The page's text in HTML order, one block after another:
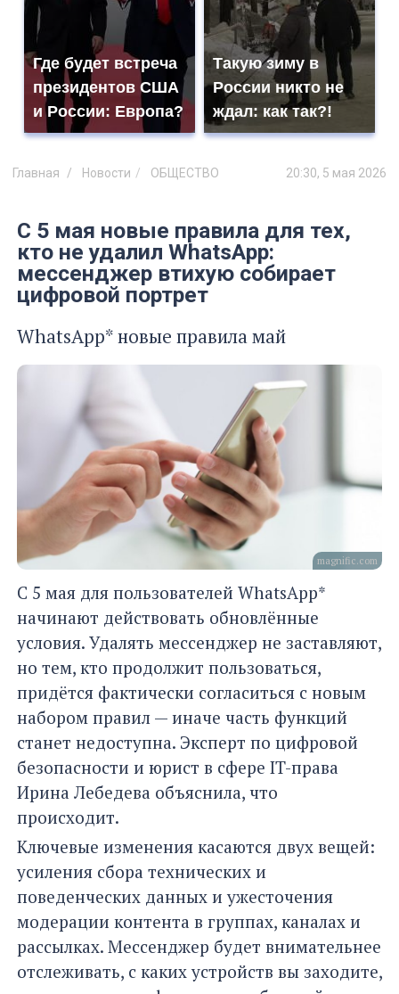
Где будет встреча
президентов США
и России: Европа?
Такую зиму в
России никто не
ждал: как так?!
Главная Новости ОБЩЕСТВО 20:30, 5 мая 2026
С 5 мая новые правила для тех,
кто не удалил WhatsApp:
мессенджер втихую собирает
цифровой портрет
WhatsApp* новые правила май
magnific.com
С 5 мая для пользователей WhatsApp*
начинают действовать обновлённые
условия. Удалять мессенджер не заставляют,
но тем, кто продолжит пользоваться,
придётся фактически согласиться с новым
набором правил — иначе часть функций
станет недоступна. Эксперт по цифровой
безопасности и юрист в сфере IT-права
Ирина Лебедева объяснила, что
происходит.
Ключевые изменения касаются двух вещей:
усиления сбора технических и
поведенческих данных и ужесточения
модерации контента в группах, каналах и
рассылках. Мессенджер будет внимательнее
отслеживать, с каких устройств вы заходите,